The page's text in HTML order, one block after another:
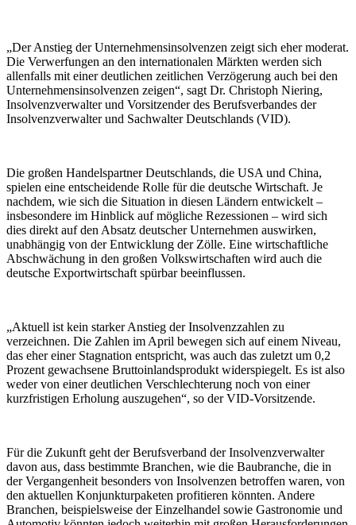
„Der Anstieg der Unternehmensinsolvenzen zeigt sich eher moderat.
Die Verwerfungen an den internationalen Märkten werden sich
allenfalls mit einer deutlichen zeitlichen Verzögerung auch bei den
Unternehmensinsolvenzen zeigen“, sagt Dr. Christoph Niering,
Insolvenzverwalter und Vorsitzender des Berufsverbandes der
Insolvenzverwalter und Sachwalter Deutschlands (VID).
Die großen Handelspartner Deutschlands, die USA und China,
spielen eine entscheidende Rolle für die deutsche Wirtschaft. Je
nachdem, wie sich die Situation in diesen Ländern entwickelt –
insbesondere im Hinblick auf mögliche Rezessionen – wird sich
dies direkt auf den Absatz deutscher Unternehmen auswirken,
unabhängig von der Entwicklung der Zölle. Eine wirtschaftliche
Abschwächung in den großen Volkswirtschaften wird auch die
deutsche Exportwirtschaft spürbar beeinflussen.
„Aktuell ist kein starker Anstieg der Insolvenzzahlen zu
verzeichnen. Die Zahlen im April bewegen sich auf einem Niveau,
das eher einer Stagnation entspricht, was auch das zuletzt um 0,2
Prozent gewachsene Bruttoinlandsprodukt widerspiegelt. Es ist also
weder von einer deutlichen Verschlechterung noch von einer
kurzfristigen Erholung auszugehen“, so der VID-Vorsitzende.
Für die Zukunft geht der Berufsverband der Insolvenzverwalter
davon aus, dass bestimmte Branchen, wie die Baubranche, die in
der Vergangenheit besonders von Insolvenzen betroffen waren, von
den aktuellen Konjunkturpaketen profitieren könnten. Andere
Branchen, beispielsweise der Einzelhandel sowie Gastronomie und